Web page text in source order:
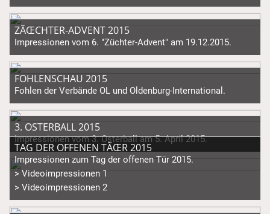
ZÃŒCHTER-ADVENT 2015
Impressionen vom 6. "Züchter-Advent" am 19.12.2015.
FOHLENSCHAU 2015
Fohlen der Verbände OL und Oldenburg-International.
3. OSTERBALL 2015
Impressionen vom 3. Osterball am 5. April 2015.
TAG DER OFFENEN TÃŒR 2015
Impressionen zum Tag der offenen Tür 2015.
> Videoimpressionen 1
> Videoimpressionen 2